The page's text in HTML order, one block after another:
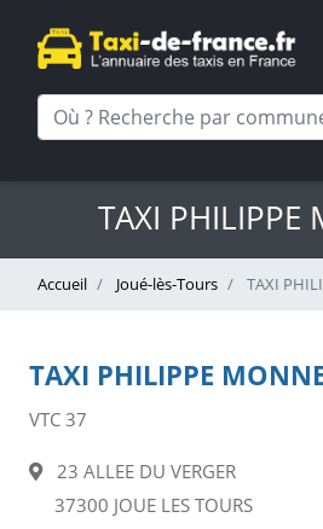
TAXI PHILIPPE
Accueil Joué-lès-Tours TAXI
TAXI PHILIPPE
VTC 37
23 ALLEE DU VERGER
37300 JOUE LES TOURS